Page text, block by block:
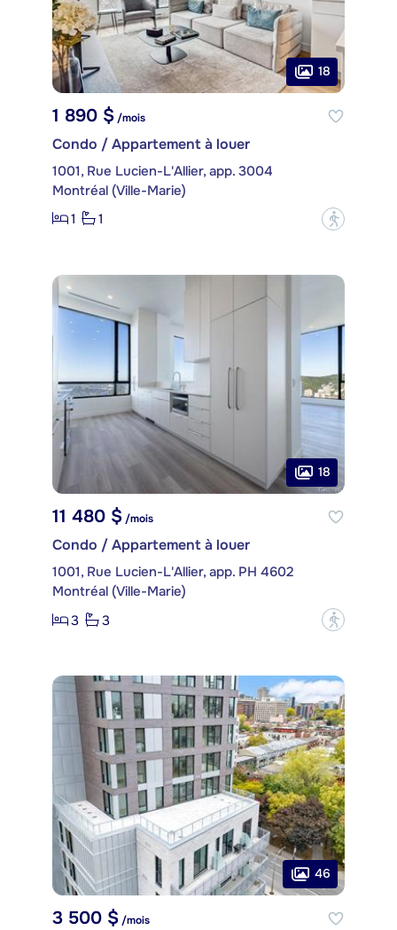
18
1 890 $ /mois
Condo / Appartement à louer
1001, Rue Lucien-L'Allier, app. 3004
Montréal (Ville-Marie)
1
1 ?
18
11 480 $/mois
Condo / Appartement à louer
1001, Rue Lucien-L'Allier, app. PH 4602
Montréal (Ville-Marie)
3
3 ?
46
3 500 $ /mois